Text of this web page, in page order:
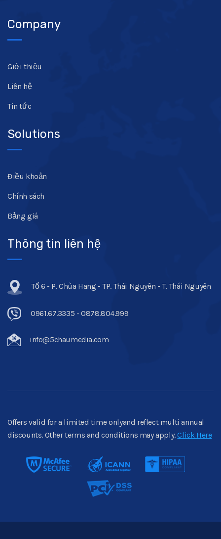
Company
Giới thiệu
Liên hệ
Tin tức
Solutions
Điều khoản
Chính sách
Bảng giá
Thông tin liên hệ
Tổ 6 - P. Chùa Hang - TP. Thái Nguyên - T. Thái Nguyên
0961.67.3335 - 0878.804.999
info@5chaumedia.com
Offers valid for a limited time onlyand reflect multi annual
discounts. Other terms and conditions may apply.Click Here